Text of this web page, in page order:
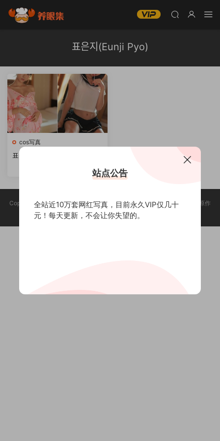
표은지(Eunji Pyo)
cos写真
표은지(Eunji Pyo)COS写真眞
Copyright @ 2025 养眼集 版权声明:本站所有资源均收集于网络，版权归原作
者所有，如有侵权，请联系删除。
站点公告
全站近10万套网红写真，目前永久VIP仅几十
元！每天更新，不会让你失望的。